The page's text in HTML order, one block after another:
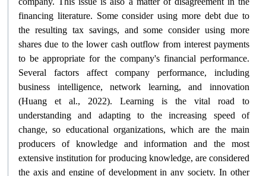
financing literature. Some consider using more debt due to
the resulting tax savings, and some consider using more
shares due to the lower cash outflow from interest payments
to be appropriate for the company's financial performance.
Several factors affect company performance, including
business intelligence, network learning, and innovation
(Huang et al., 2022). Learning is the vital road to
understanding and adapting to the increasing speed of
change, so educational organizations, which are the main
producers of knowledge and information and the most
extensive institution for producing knowledge, are considered
the axis and engine of development in any society. In other